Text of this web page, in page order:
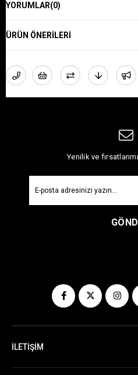
YORUMLAR(0)
ÜRÜN ÖNERILERI
Yenilik ve
İLETİŞİM